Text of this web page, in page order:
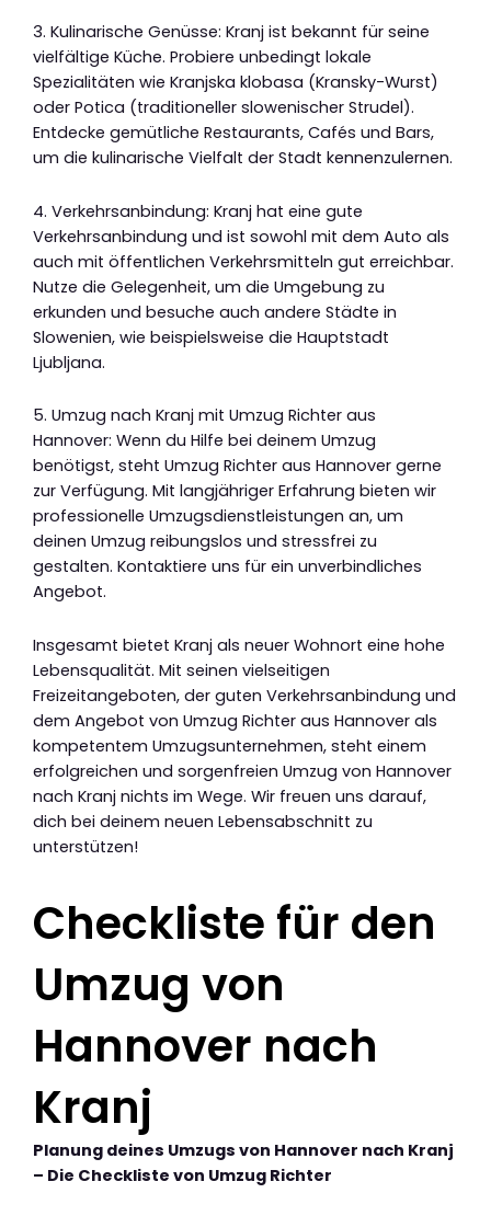
3. Kulinarische Genüsse: Kranj ist bekannt für seine
vielfältige Küche. Probiere unbedingt lokale
Spezialitäten wie Kranjska klobasa (Kransky-Wurst)
oder Potica (traditioneller slowenischer Strudel).
Entdecke gemütliche Restaurants, Cafés und Bars,
um die kulinarische Vielfalt der Stadt kennenzulernen.
4. Verkehrsanbindung: Kranj hat eine gute
Verkehrsanbindung und ist sowohl mit dem Auto als
auch mit öffentlichen Verkehrsmitteln gut erreichbar.
Nutze die Gelegenheit, um die Umgebung zu
erkunden und besuche auch andere Städte in
Slowenien, wie beispielsweise die Hauptstadt
Ljubljana.
5. Umzug nach Kranj mit Umzug Richter aus
Hannover: Wenn du Hilfe bei deinem Umzug
benötigst, steht Umzug Richter aus Hannover gerne
zur Verfügung. Mit langjähriger Erfahrung bieten wir
professionelle Umzugsdienstleistungen an, um
deinen Umzug reibungslos und stressfrei zu
gestalten. Kontaktiere uns für ein unverbindliches
Angebot.
Insgesamt bietet Kranj als neuer Wohnort eine hohe
Lebensqualität. Mit seinen vielseitigen
Freizeitangeboten, der guten Verkehrsanbindung und
dem Angebot von Umzug Richter aus Hannover als
kompetentem Umzugsunternehmen, steht einem
erfolgreichen und sorgenfreien Umzug von Hannover
nach Kranj nichts im Wege. Wir freuen uns darauf,
dich bei deinem neuen Lebensabschnitt zu
unterstützen!
Checkliste für den
Umzug von
Hannover nach
Kranj
Planung deines Umzugs von Hannover nach Kranj
– Die Checkliste von Umzug Richter